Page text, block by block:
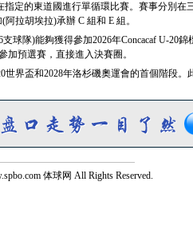
指定的東道國進行單循環比賽。賽事分別
拉胡埃拉)承辦 C 組和 E 組。
球隊)能夠獲得參加2026年Concacaf U-20
加預選賽，直接進入決賽圈。
世界盃和2028年洛杉磯奧運會的首個階段
体球网 All Rights Reserved.